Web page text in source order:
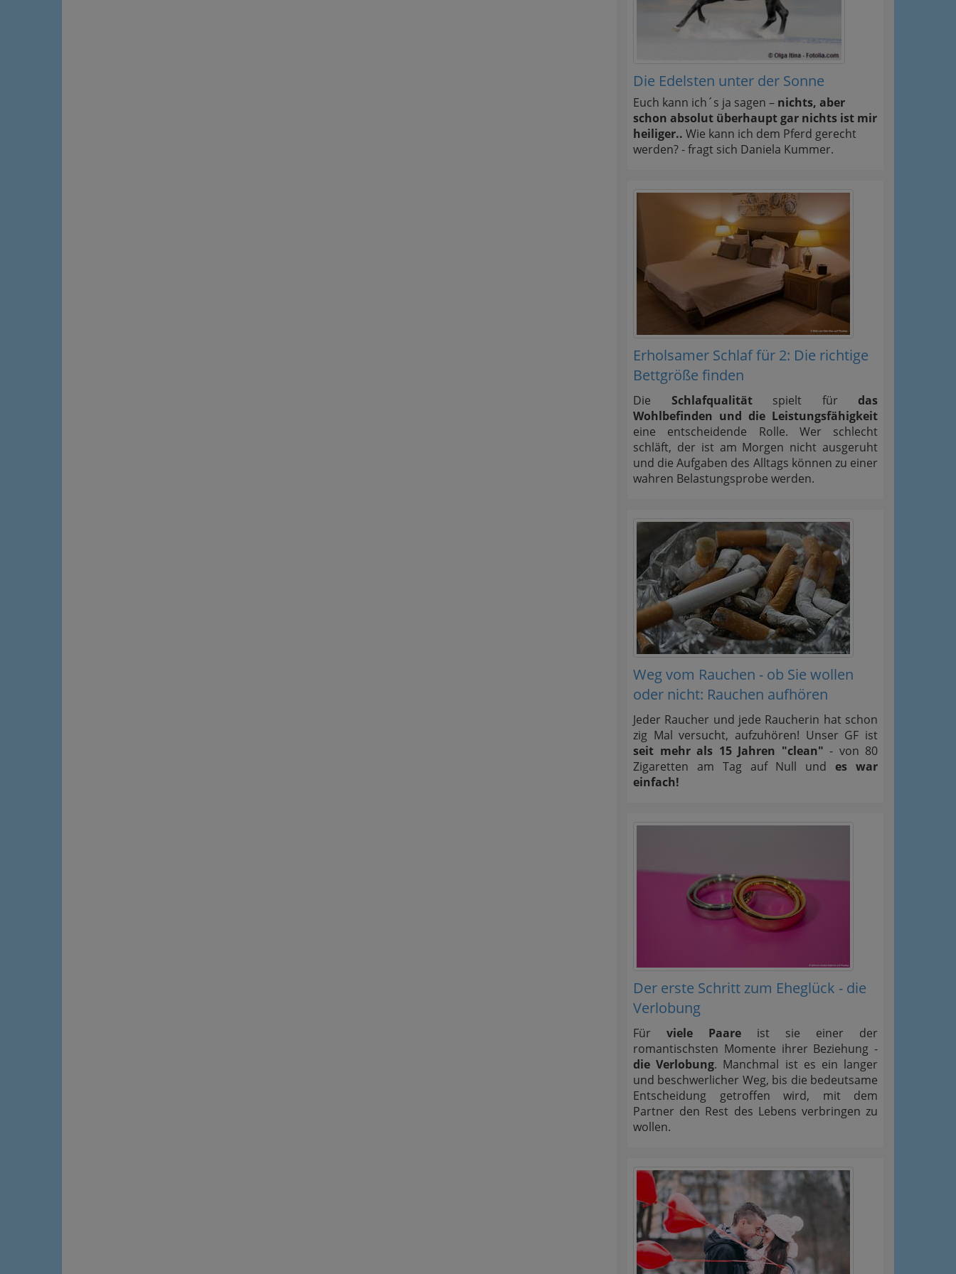
Die Edelsten unter der Sonne
Euch kann ich´s ja sagen – nichts, aber
schon absolut überhaupt gar nichts ist mir
heiliger.. Wie kann ich dem Pferd gerecht
werden? - fragt sich Daniela Kummer.
Erholsamer Schlaf für 2: Die richtige
Bettgröße finden
Die Schlafqualitätspielt für das
Wohlbefinden und die Leistungsfähigkeit
eine entscheidende Rolle. Wer schlecht
schläft, der ist am Morgen nicht ausgeruht
und die Aufgaben des Alltags können zu einer
wahren Belastungsprobe werden.
Weg vom Rauchen - ob Sie wollen
oder nicht: Rauchen aufhören
Jeder Raucher und jede Raucherin hat schon
zig Mal versucht, aufzuhören! Unser GF ist
seit mehr als 15 Jahren "clean" - von 80
Zigaretten am Tag auf Null undes war
einfach!
Der erste Schritt zum Eheglück - die
Verlobung
Für viele Paare ist sie einer der
romantischsten Momente ihrer Beziehung -
die Verlobung. Manchmal ist es ein langer
und beschwerlicher Weg, bis die bedeutsame
Entscheidung getroffen wird, mit dem
Partner den Rest des Lebens verbringen zu
wollen.